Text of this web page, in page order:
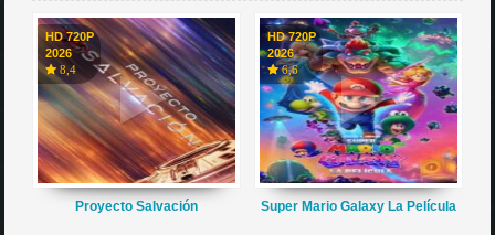
HD 720P
2026
8,4
Proyecto Salvación
HD 720P
2026
6,6
Super Mario Galaxy La Película